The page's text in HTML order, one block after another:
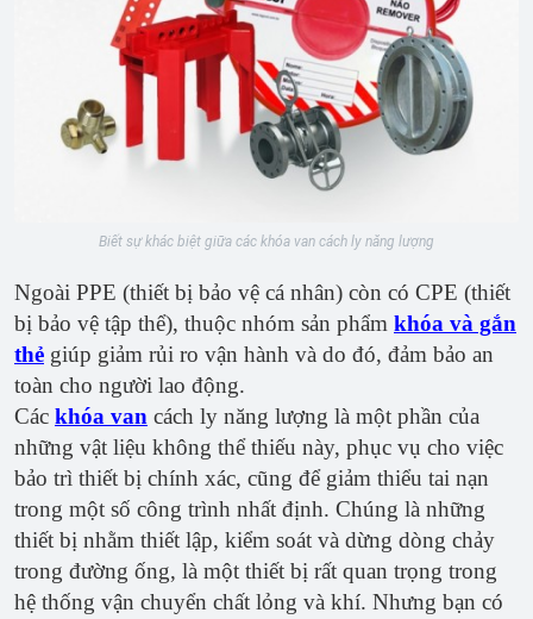
Biết sự khác biệt giữa các khóa van cách ly năng lượng
Ngoài PPE (thiết bị bảo vệ cá nhân) còn có CPE (thiết
bị bảo vệ tập thể), thuộc nhóm sản phẩm khóa và gắn
thẻ giúp giảm rủi ro vận hành và do đó, đảm bảo an
toàn cho người lao động.
Các khóa van cách ly năng lượng là một phần của
những vật liệu không thể thiếu này, phục vụ cho việc
bảo trì thiết bị chính xác, cũng để giảm thiểu tai nạn
trong một số công trình nhất định. Chúng là những
thiết bị nhằm thiết lập, kiểm soát và dừng dòng chảy
trong đường ống, là một thiết bị rất quan trọng trong
hệ thống vận chuyển chất lỏng và khí. Nhưng bạn có